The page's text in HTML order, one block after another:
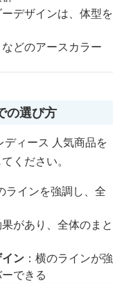
デザインは、体型を
どのアースカラー
の選び方
ィース 人気商品を
ください。
ラインを強調し、全
があり、全体のまと
ン ：横のラインが強
できる